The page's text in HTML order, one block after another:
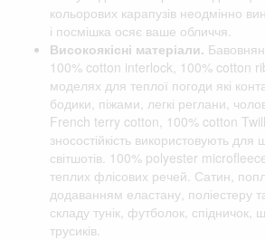
кольорових карапузів неодмінно
і посмішка осяє ваше обличчя.
Високоякісні матеріали.
100% cotton interlock, 100% cotton
моделях для теплої погоди які
бодики, піжами, легкі реглани,
French terry cotton, 100% cotton
зносостійкість використовують для
світшотів. 100% polyester
теплих флісових речей. Сатин,
додаванням еластану, поліестеру
складу тунік, футболок, спідничок,
трусиків.